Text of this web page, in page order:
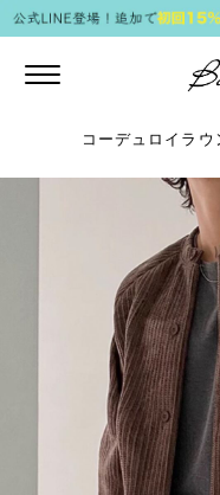
Toggle
コーデュロイラ